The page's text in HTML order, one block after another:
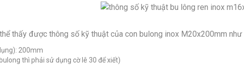
thấy được thông số kỹ thuật của con bulong inox M20x200mm như
200mm
thì phải sử dụng cờ lê 30 để xiết)